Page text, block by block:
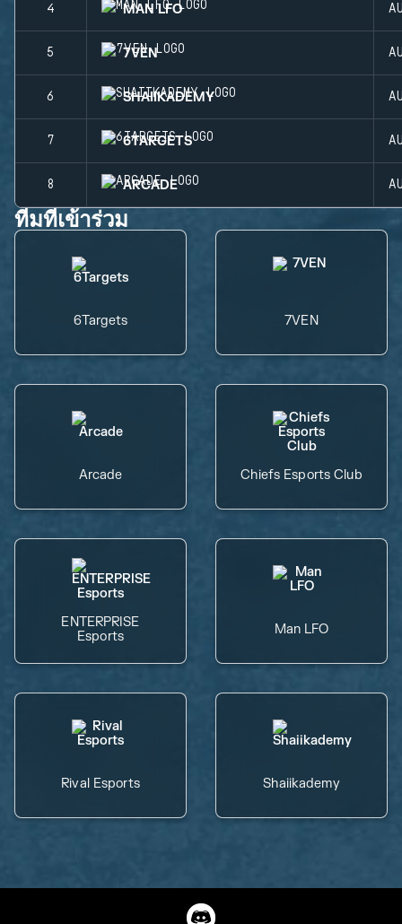
4 MAN LFO
5 7VEN
6 SHAIIKADEMY
7 6TARGETS
8 ARCADE
ทีมที่เข้าร่วม
6Targets 7VEN
Arcade Chiefs Esports Club
ENTERPRISE
Esports
Man LFO
Rival Esports Shaiikademy